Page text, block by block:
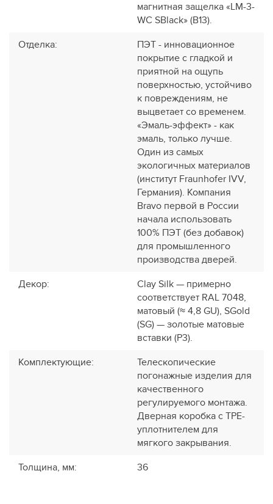
магнитная защелка «LM-3-
WC SBlack» (В13).
Отделка:
ПЭТ - инновационное
покрытие c гладкой и
приятной на ощупь
поверхностью, устойчиво
к повреждениям, не
выцветает со временем.
«Эмаль-эффект» - как
эмаль, только лучше.
Один из самых
экологичных материалов
(институт Fraunhofer IVV,
Германия). Компания
Bravo первой в России
начала использовать
100% ПЭТ (без добавок)
для промышленного
производства дверей.
Декор:
Clay Silk — примерно
соответствует RAL 7048,
матовый (≈ 4,8 GU), SGold
(SG) — золотые матовые
вставки (P3).
Комплектующие:
Телескопические
погонажные изделия для
качественного
регулируемого монтажа.
Дверная коробка с TPE-
уплотнителем для
мягкого закрывания.
Толщина, мм: 36